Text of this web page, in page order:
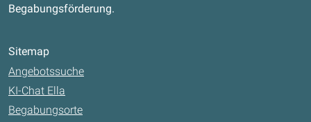
Begabungsförderung.
Sitemap
Angebotssuche
KI-Chat Ella
Begabungsorte